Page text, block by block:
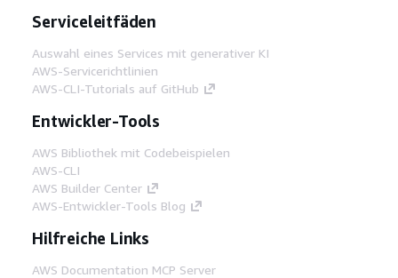
Serviceleitfäden
Auswahl eines Services mit generativer KI
AWS-Servicerichtlinien
AWS-CLI-Tutorials auf GitHub
Entwickler-Tools
AWS Bibliothek mit Codebeispielen
AWS-CLI
AWS Builder Center
AWS-Entwickler-Tools Blog
Hilfreiche Links
AWS Documentation MCP Server